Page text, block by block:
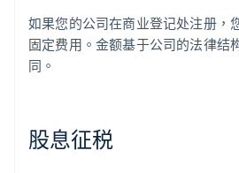
如果您的公司在商业登记处注册，
固定费用。金额基于公司的法律结
同。
股息征税